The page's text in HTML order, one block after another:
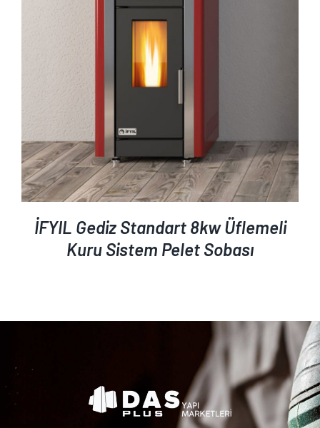
AYRINTILAR
İFYIL Gediz Standart 8kw Üflemeli
Kuru Sistem Pelet Sobası